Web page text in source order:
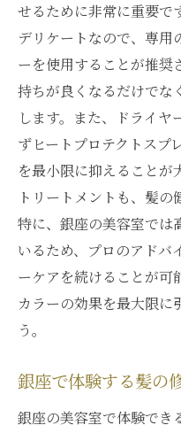
せるために非常に重要で
デリケートなので、専用
ーを使用することが推奨
持ちが良くなるだけでな
します。また、ドライ
ずヒートプロテクトスプ
を最小限に抑えることが
トリートメントも、髪の
特に、銀座の美容室では
いるため、プロのアドバ
ーケアを続けることが可
カラーの効果を最大限に
う。
銀座で体験する髪の
銀座の美容室で体験でき